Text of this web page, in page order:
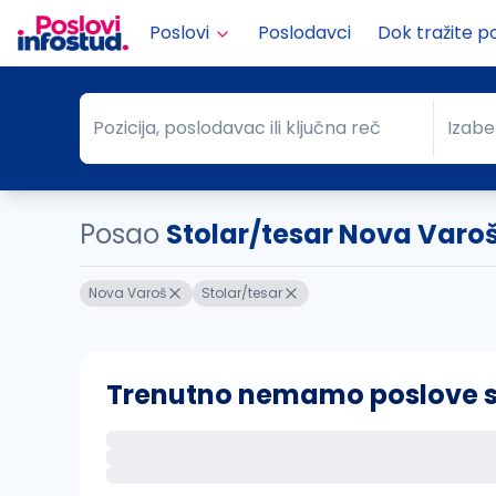
Poslovi Poslodavci Dok tražite
Pozicija, poslodavac ili ključna reč
Pozicija, poslodavac ili ključna reč Grad
Posao Stolar/tesar Nova
Nova Varoš Stolar/tesar
Trenutno nemamo poslove